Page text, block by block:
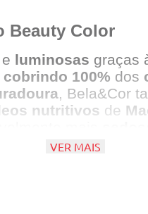
Beauty Color
e luminosas graças
cobrindo 100% dos
, Bela&Cor
nutritivos de
VER MAIS